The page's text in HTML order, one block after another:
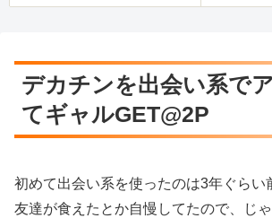
デカチンを出会い系で
てギャルGET@2P
初めて出会い系を使ったのは3年ぐらい
友達が食えたとか自慢してたので、じ